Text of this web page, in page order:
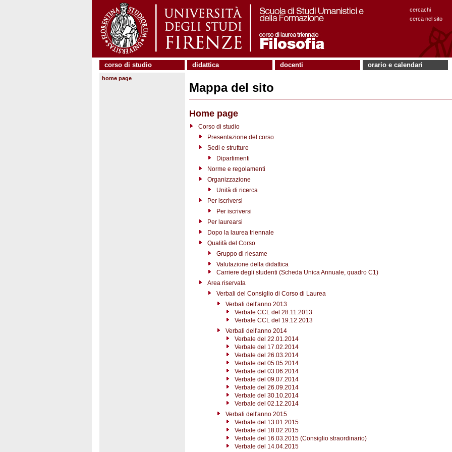
cercachi
cerca nel sito
corso di studio didattica docenti orario e calendari
home page
Mappa del sito
Home page
Corso di studio
Presentazione del corso
Sedi e strutture
Dipartimenti
Norme e regolamenti
Organizzazione
Unità di ricerca
Per iscriversi
Per iscriversi
Per laurearsi
Dopo la laurea triennale
Qualità del Corso
Gruppo di riesame
Valutazione della didattica
Carriere degli studenti (Scheda Unica Annuale, quadro C1)
Area riservata
Verbali del Consiglio di Corso di Laurea
Verbali dell'anno 2013
Verbale CCL del 28.11.2013
Verbale CCL del 19.12.2013
Verbali dell'anno 2014
Verbale del 22.01.2014
Verbale del 17.02.2014
Verbale del 26.03.2014
Verbale del 05.05.2014
Verbale del 03.06.2014
Verbale del 09.07.2014
Verbale del 26.09.2014
Verbale del 30.10.2014
Verbale del 02.12.2014
Verbali dell'anno 2015
Verbale del 13.01.2015
Verbale del 18.02.2015
Verbale del 16.03.2015 (Consiglio straordinario)
Verbale del 14.04.2015